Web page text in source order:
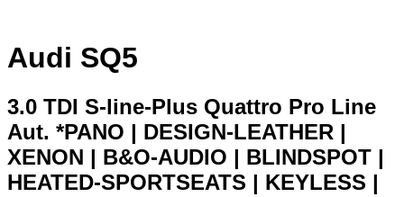
Audi SQ5
3.0 TDI S-line-Plus Quattro Pro Line
Aut. *PANO | DESIGN-LEATHER |
XENON | B&O-AUDIO | BLINDSPOT |
HEATED-SPORTSEATS | KEYLESS |